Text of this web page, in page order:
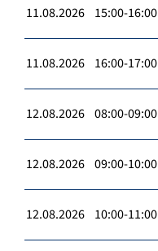
11.08.2026 15:00-16:00
11.08.2026 16:00-17:00
12.08.2026 08:00-09:00
12.08.2026 09:00-10:00
12.08.2026 10:00-11:00